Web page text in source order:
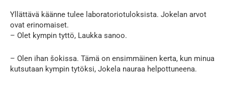
Yllättävä käänne tulee laboratoriotuloksista. Jokelan arvot
ovat erinomaiset.
– Olet kympin tyttö, Laukka sanoo.
– Olen ihan šokissa. Tämä on ensimmäinen kerta, kun minua
kutsutaan kympin tytöksi, Jokela nauraa helpottuneena.